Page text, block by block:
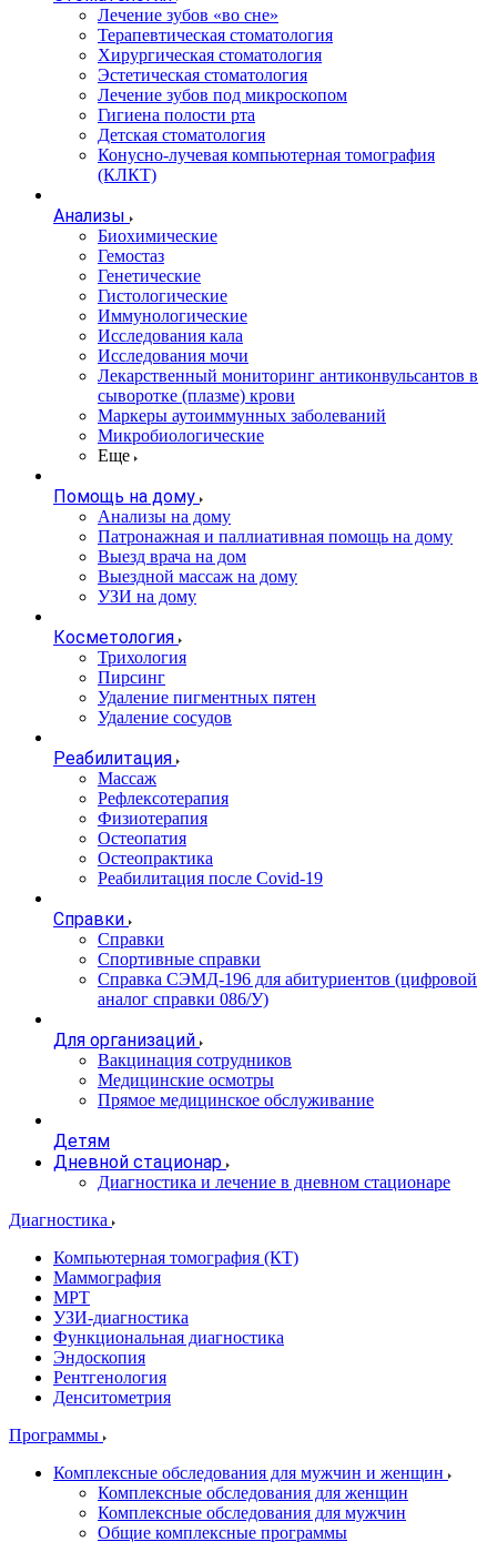
Лечение зубов «во сне»
Терапевтическая стоматология
Хирургическая стоматология
Эстетическая стоматология
Лечение зубов под микроскопом
Гигиена полости рта
Детская стоматология
Конусно-лучевая компьютерная томография
(КЛКТ)
Анализы
Биохимические
Гемостаз
Генетические
Гистологические
Иммунологические
Исследования кала
Исследования мочи
Лекарственный мониторинг антиконвульсантов в
сыворотке (плазме) крови
Маркеры аутоиммунных заболеваний
Микробиологические
Еще
Помощь на дому
Анализы на дому
Патронажная и паллиативная помощь на дому
Выезд врача на дом
Выездной массаж на дому
УЗИ на дому
Косметология
Трихология
Пирсинг
Удаление пигментных пятен
Удаление сосудов
Реабилитация
Массаж
Рефлексотерапия
Физиотерапия
Остеопатия
Остеопрактика
Реабилитация после Covid-19
Справки
Справки
Спортивные справки
Справка СЭМД‑196 для абитуриентов (цифровой
аналог справки 086/У)
Для организаций
Вакцинация сотрудников
Медицинские осмотры
Прямое медицинское обслуживание
Детям
Дневной стационар
Диагностика и лечение в дневном стационаре
Диагностика
Компьютерная томография (КТ)
Маммография
МРТ
УЗИ-диагностика
Функциональная диагностика
Эндоскопия
Рентгенология
Денситометрия
Программы
Комплексные обследования для мужчин и женщин
Комплексные обследования для женщин
Комплексные обследования для мужчин
Общие комплексные программы